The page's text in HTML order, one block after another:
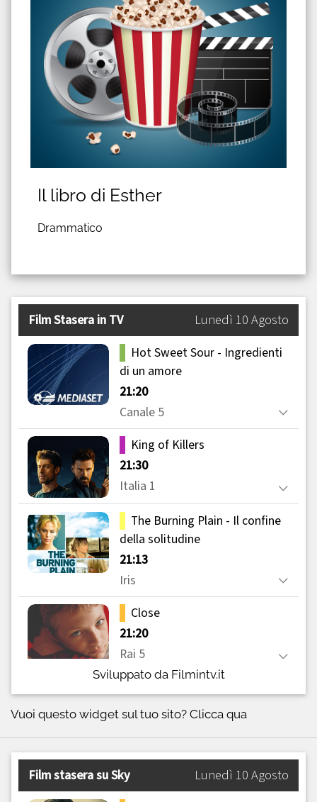
Il libro di Esther
Drammatico
Sviluppato da Filmintv.it
Vuoi questo widget sul tuo sito? Clicca qua